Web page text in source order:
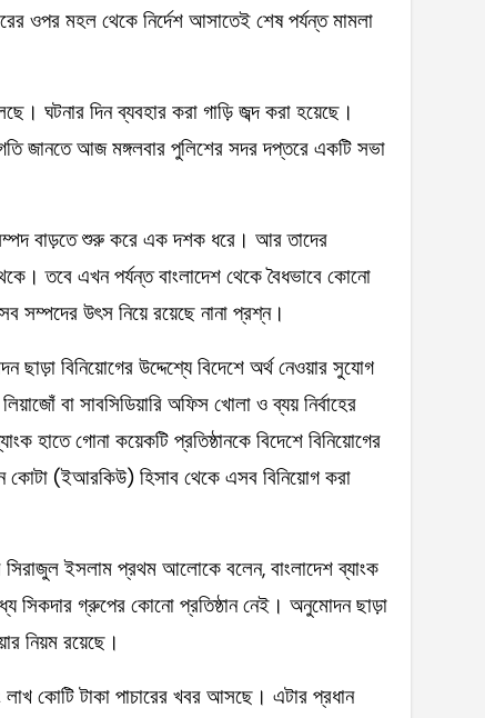
ওপর মহল থেকে নির্দেশ আসাতেই শেষ পর্যন্ত মামলা
ঘটনার দিন ব্যবহার করা গাড়ি জব্দ করা হয়েছে।
জানতে আজ মঙ্গলবার পুলিশের সদর দপ্তরে একটি সভা
বাড়তে শুরু করে এক দশক ধরে। আর তাদের
তবে এখন পর্যন্ত বাংলাদেশ থেকে বৈধভাবে কোনো
সম্পদের উৎস নিয়ে রয়েছে নানা প্রশ্ন।
ছাড়া বিনিয়োগের উদ্দেশ্যে বিদেশে অর্থ নেওয়ার সুযোগ
বা সাবসিডিয়ারি অফিস খোলা ও ব্যয় নির্বাহের
হাতে গোনা কয়েকটি প্রতিষ্ঠানকে বিদেশে বিনিয়োগের
কোটা (ইআরকিউ) হিসাব থেকে এসব বিনিয়োগ করা
সিরাজুল ইসলাম প্রথম আলোকে বলেন, বাংলাদেশ ব্যাংক
সিকদার গ্রুপের কোনো প্রতিষ্ঠান নেই। অনুমোদন ছাড়া
নিয়ম রয়েছে।
লাখ কোটি টাকা পাচারের খবর আসছে। এটার প্রধান